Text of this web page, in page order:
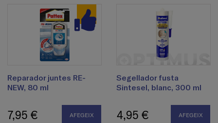
Reparador juntes RE-
NEW, 80 ml
7,95 € AFEGEIX
Segellador fusta
Sintesel, blanc, 300 ml
4,95 € AFEGEIX